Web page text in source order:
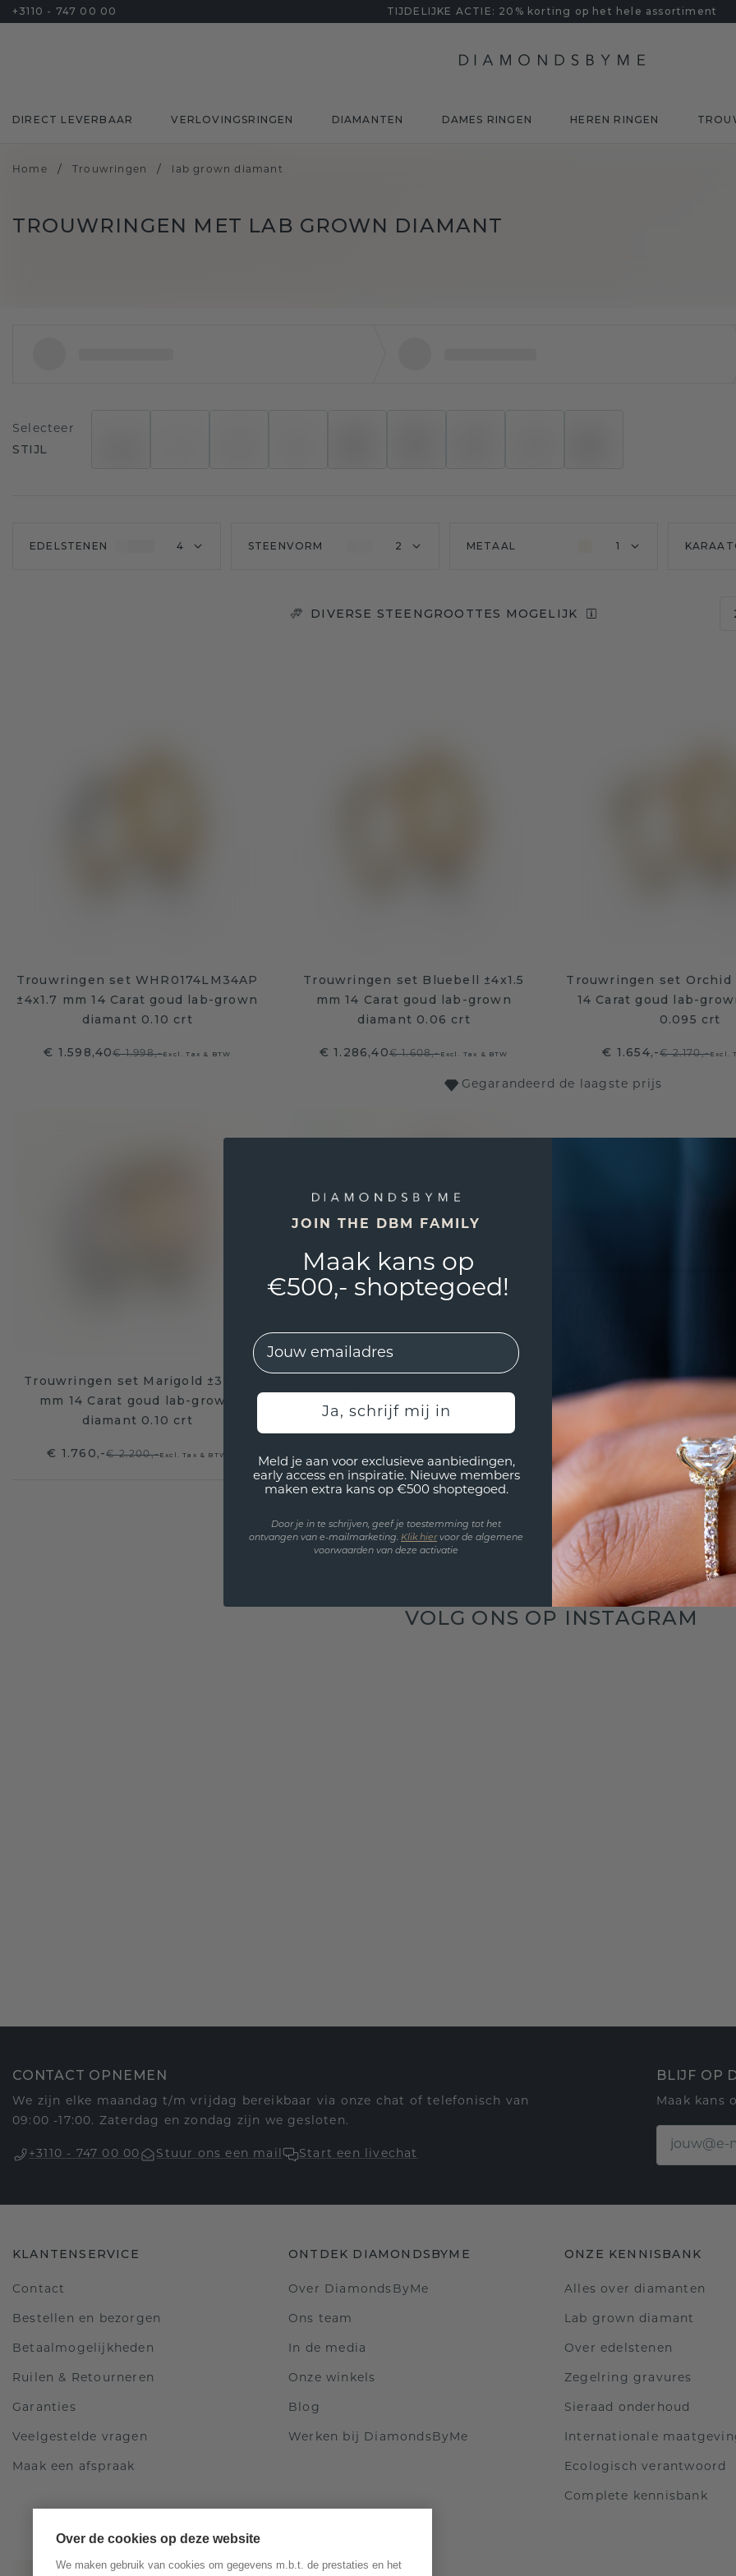
+3110 - 747 00 00 TIJDELIJKE ACTIE: 20% korting op het hele assortiment
DIRECT LEVERBAAR VERLOVINGSRINGEN DIAMANTEN DAMES RINGEN HEREN RINGEN
Home / Trouwringen / lab grown diamant
TROUWRINGEN MET LAB GROWN DIAMANT
Selecteer
STIJL
EDELSTENEN 4 STEENVORM 2 METAAL 1
DIVERSE STEENGROOTTES MOGELIJK
Trouwringen set WHR0174LM34AP
±4x1.7 mm 14 Carat goud lab-grown
diamant 0.10 crt
€ 1.598,40€ 1.998,-Excl. Tax & BTW
Trouwringen set Bluebell ±4x1.5
mm 14 Carat goud lab-grown
diamant 0.06 crt
€ 1.286,40€ 1.608,-Excl. Tax & BTW
Trouwringen set Orchid
14 Carat goud lab-
0.095 crt
€ 1.654,-€ 2.170,-Excl.
Gegarandeerd de laagste prijs
Trouwringen set Marigold ±3x2.4
mm 14 Carat goud lab-grown
diamant 0.10 crt
€ 1.760,-€ 2.200,-Excl. Tax & BTW
14 Carat goud lab-grown diamant
0.05 crt
€ 2.880,- Excl. Tax & BTW
VOLG ONS OP INSTAGRAM
CONTACT OPNEMEN
We zijn elke maandag t/m vrijdag bereikbaar via onze chat of telefonisch van
09:00 -17:00. Zaterdag en zondag zijn we gesloten.
+3110 - 747 00 00 Stuur ons een mail Start een livechat
BLIJF OP
Maak kans
KLANTENSERVICE
Contact
Bestellen en bezorgen
Betaalmogelijkheden
Ruilen & Retourneren
Garanties
Veelgestelde vragen
Maak een afspraak
ONTDEK DIAMONDSBYME
Over DiamondsByMe
Ons team
In de media
Onze winkels
Blog
Werken bij DiamondsByMe
ONZE KENNISBANK
Alles over diamanten
Lab grown diamant
Over edelstenen
Zegelring gravures
Sieraad onderhoud
Internationale
Ecologisch verantwoord
Complete kennisbank
Over de cookies op deze website
We maken gebruik van cookies om gegevens m.b.t. de prestaties en het
JOIN THE DBM FAMILY
Maak kans op
€500,- shoptegoed!
EMail
Ja, schrijf mij in
Meld je aan voor exclusieve aanbiedingen,
early access en inspiratie. Nieuwe members
maken extra kans op €500 shoptegoed.
Door je in te schrijven, geef je toestemming tot het
ontvangen van e-mailmarketing. Klik hiervoor de algemene
voorwaarden van deze activatie